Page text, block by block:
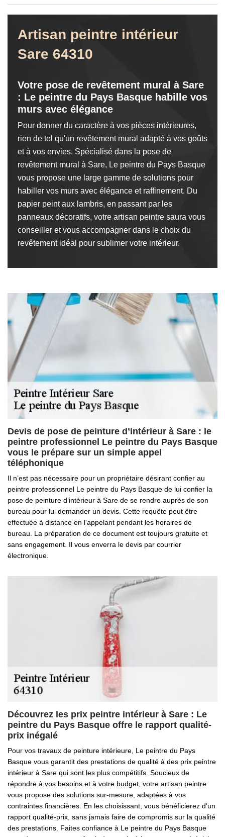
Artisan peintre intérieur
Sare 64310
Votre pose de revêtement mural à Sare
: Le peintre du Pays Basque habille vos
murs avec élégance
Pour donner du caractère à vos pièces intérieures,
rien de tel qu'un revêtement mural adapté à vos goûts
et à vos envies. Spécialisé dans la pose de
revêtement mural à Sare, Le peintre du Pays Basque
vous propose une large gamme de solutions pour
habiller vos murs avec élégance et raffinement. Du
papier peint aux lambris, en passant par les
panneaux décoratifs, votre artisan peintre saura vous
conseiller et vous accompagner dans le choix du
revêtement idéal pour sublimer votre intérieur.
Devis de pose de peinture d’intérieur à Sare : le
peintre professionnel Le peintre du Pays Basque
vous le prépare sur un simple appel
téléphonique
Il n’est pas nécessaire pour un propriétaire désirant confier au
peintre professionnel Le peintre du Pays Basque de lui confier la
pose de peinture d’intérieur à Sare de se rendre auprès de son
bureau pour lui demander un devis. Cette requête peut être
effectuée à distance en l’appelant pendant les horaires de
bureau. La préparation de ce document est toujours gratuite et
sans engagement. Il vous enverra le devis par courrier
électronique.
Découvrez les prix peintre intérieur à Sare : Le
peintre du Pays Basque offre le rapport qualité-
prix inégalé
Pour vos travaux de peinture intérieure, Le peintre du Pays
Basque vous garantit des prestations de qualité à des prix peintre
intérieur à Sare qui sont les plus compétitifs. Soucieux de
répondre à vos besoins et à votre budget, votre artisan peintre
vous propose des solutions sur-mesure, adaptées à vos
contraintes financières. En les choisissant, vous bénéficierez d'un
rapport qualité-prix, sans jamais faire de compromis sur la qualité
des prestations. Faites confiance à Le peintre du Pays Basque